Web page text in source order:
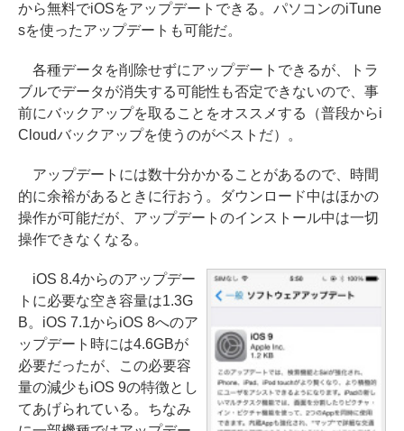
から無料でiOSをアップデートできる。パソコンのiTune
sを使ったアップデートも可能だ。
各種データを削除せずにアップデートできるが、トラ
ブルでデータが消失する可能性も否定できないので、事
前にバックアップを取ることをオススメする（普段からi
Cloudバックアップを使うのがベストだ）。
アップデートには数十分かかることがあるので、時間
的に余裕があるときに行おう。ダウンロード中はほかの
操作が可能だが、アップデートのインストール中は一切
操作できなくなる。
iOS 8.4からのアップデー
トに必要な空き容量は1.3G
B。iOS 7.1からiOS 8へのア
ップデート時には4.6GBが
必要だったが、この必要容
量の減少もiOS 9の特徴とし
てあげられている。ちなみ